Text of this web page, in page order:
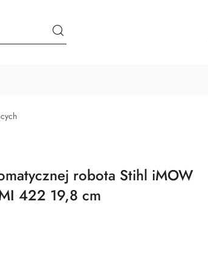
robota Stihl iMOW
422 19,8 cm